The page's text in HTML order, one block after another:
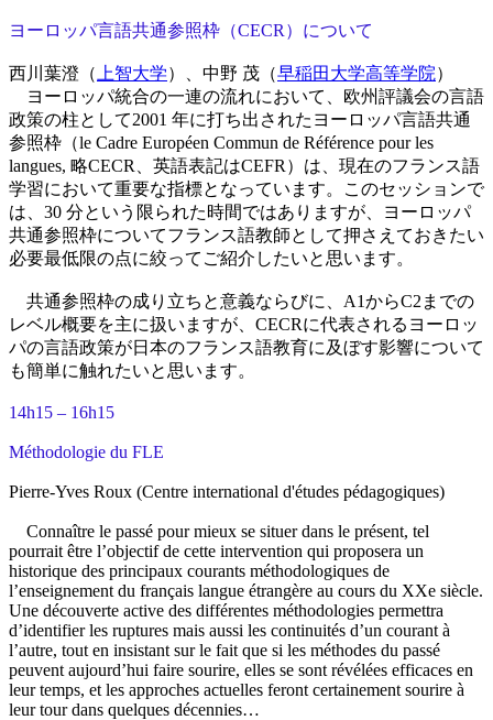
ヨーロッパ言語共通参照枠（CECR）について
西川葉澄（ 上智大学）、中野 茂（早稲田大学高等学院）
ヨーロッパ統合の一連の流れにおいて、欧州評議会の言語
政策の柱として2001 年に打ち出されたヨーロッパ言語共通
参照枠（le Cadre Européen Commun de Référence pour les
langues, 略CECR、英語表記はCEFR）は、現在のフランス語
学習において重要な指標となっています。このセッションで
は、30 分という限られた時間ではありますが、ヨーロッパ
共通参照枠についてフランス語教師として押さえておきたい
必要最低限の点に絞ってご紹介したいと思います。
共通参照枠の成り立ちと意義ならびに、A1からC2までの
レベル概要を主に扱いますが、CECRに代表されるヨーロッ
パの言語政策が日本のフランス語教育に及ぼす影響について
も簡単に触れたいと思います。
14h15 – 16h15
Méthodologie du FLE
Pierre-Yves Roux (Centre international d'études pédagogiques)
Connaître le passé pour mieux se situer dans le présent, tel
pourrait être l’objectif de cette intervention qui proposera un
historique des principaux courants méthodologiques de
l’enseignement du français langue étrangère au cours du XXe siècle.
Une découverte active des différentes méthodologies permettra
d’identifier les ruptures mais aussi les continuités d’un courant à
l’autre, tout en insistant sur le fait que si les méthodes du passé
peuvent aujourd’hui faire sourire, elles se sont révélées efficaces en
leur temps, et les approches actuelles feront certainement sourire à
leur tour dans quelques décennies…